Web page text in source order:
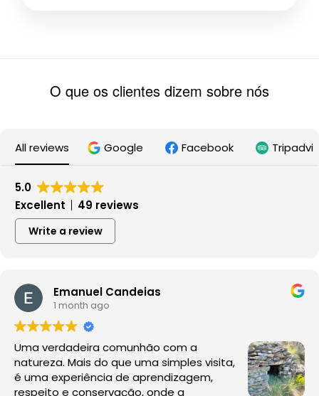
O que os clientes dizem sobre nós
All reviews Google Facebook
5.0
Excellent
49 reviews
Write a review
Emanuel Candeias
1 month ago
Uma verdadeira comunhão com a
natureza. Mais do que uma simples visita,
é uma experiência de aprendizagem,
respeito e conservação, onde a